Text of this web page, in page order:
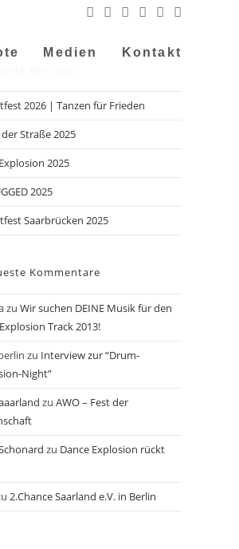
Medien Kontakt
2026 | Tanzen für Frieden
Straße 2025
2025
2025
Saarbrücken 2025
Kommentare
zu Wir suchen DEINE Musik für den
Track 2013!
zu Interview zur “Drum-
Night”
zu AWO – Fest der
zu Dance Explosion rückt
2.Chance Saarland e.V. in Berlin